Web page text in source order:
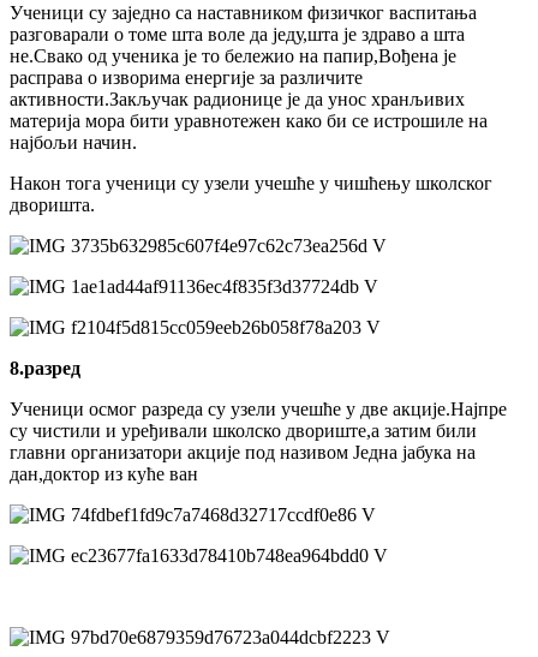
Ученици су заједно са наставником физичког васпитања
разговарали о томе шта воле да једу,шта је здраво а шта
не.Свако од ученика је то бележио на папир,Вођена је
расправа о изворима енергије за различите
активности.Закључак радионице је да унос хранљивих
материја мора бити уравнотежен како би се истрошиле на
најбољи начин.
Након тога ученици су узели учешће у чишћењу школског
дворишта.
8.разред
Ученици осмог разреда су узели учешће у две акције.Најпре
су чистили и уређивали школско двориште,а затим били
главни организатори акције под називом Једна јабука на
дан,доктор из куће ван